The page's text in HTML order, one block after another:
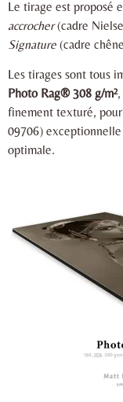
Le tirage est proposé
accrocher(cadre
Signature (cadre
Les tirages sont tous
Photo Rag® 308 g/m²,
finement texturé,
09706)
optimale.